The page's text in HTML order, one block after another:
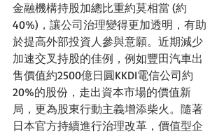
金融機構持股加總比重約莫相當 (約
40%)，讓公司治理變得更加透明，有助
於提高外部投資人參與意願。近期減少
加速交叉持股的佳例，例如豐田汽車出
售價值約2500億日圓KKDI電信公司約
20%的股份，走出資本市場的價值新
局，更為股東行動主義增添柴火。隨著
日本官方持續進行治理改革，價值型企